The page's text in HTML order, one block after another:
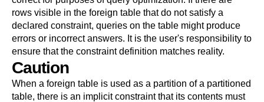
rows visible in the foreign table that do not satisfy a
declared constraint, queries on the table might produce
errors or incorrect answers. It is the user's responsibility to
ensure that the constraint definition matches reality.
Caution
When a foreign table is used as a partition of a partitioned
table, there is an implicit constraint that its contents must